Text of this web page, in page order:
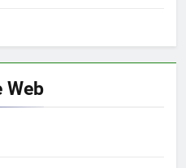
Web